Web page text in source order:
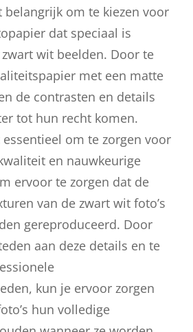
belangrijk om te kiezen voor
dat speciaal is
wit beelden. Door te
met een matte
de contrasten en details
tot hun recht komen.
om te zorgen voor
en nauwkeurige
ervoor te zorgen dat de
van de zwart wit foto’s
gereproduceerd. Door
aan deze details en te
kun je ervoor zorgen
hun volledige